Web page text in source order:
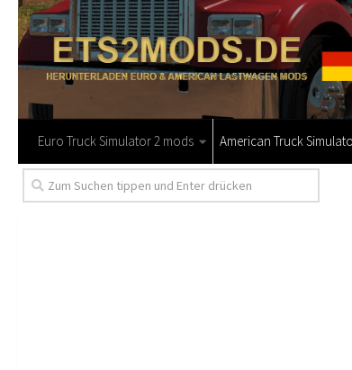
Euro Truck Simulator 2 mods American Truck